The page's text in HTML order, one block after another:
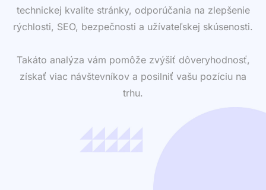
technickej kvalite stránky, odporúčania na zlepšenie
rýchlosti, SEO, bezpečnosti a užívateľskej skúsenosti.
Takáto analýza vám pomôže zvýšiť dôveryhodnosť,
získať viac návštevníkov a posilniť vašu pozíciu na
trhu.